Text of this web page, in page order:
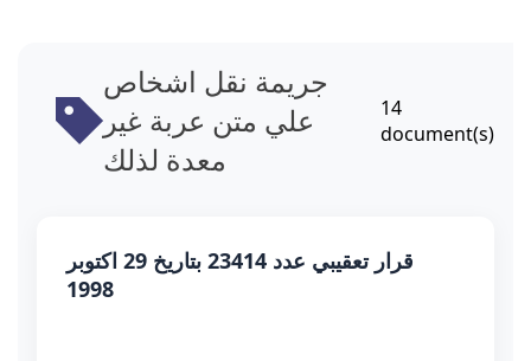
جريمة نقل اشخاص
علي متن عربة غير
معدة لذلك
14
document(s)
قرار تعقيبي عدد 23414 بتاريخ 29 اكتوبر
1998